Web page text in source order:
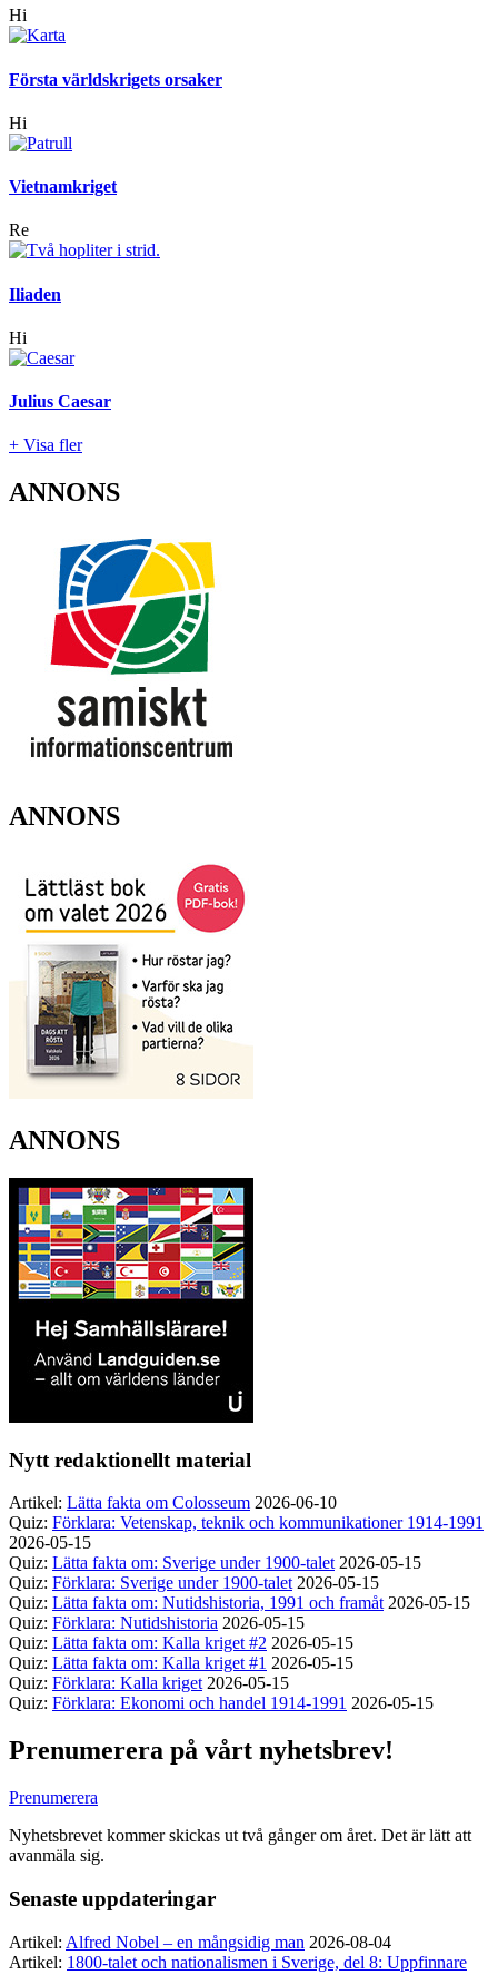
Hi
Första världskrigets orsaker
Hi
Vietnamkriget
Re
Iliaden
Hi
Julius Caesar
+ Visa fler
ANNONS
ANNONS
ANNONS
Nytt redaktionellt material
Artikel: Lätta fakta om Colosseum 2026-06-10
Quiz: Förklara: Vetenskap, teknik och kommunikationer 1914-1991
2026-05-15
Quiz: Lätta fakta om: Sverige under 1900-talet 2026-05-15
Quiz: Förklara: Sverige under 1900-talet 2026-05-15
Quiz: Lätta fakta om: Nutidshistoria, 1991 och framåt 2026-05-15
Quiz: Förklara: Nutidshistoria 2026-05-15
Quiz: Lätta fakta om: Kalla kriget #2 2026-05-15
Quiz: Lätta fakta om: Kalla kriget #1 2026-05-15
Quiz: Förklara: Kalla kriget 2026-05-15
Quiz: Förklara: Ekonomi och handel 1914-1991 2026-05-15
Prenumerera på vårt nyhetsbrev!
Prenumerera
Nyhetsbrevet kommer skickas ut två gånger om året. Det är lätt att
avanmäla sig.
Senaste uppdateringar
Artikel: Alfred Nobel – en mångsidig man 2026-08-04
Artikel: 1800-talet och nationalismen i Sverige, del 8: Uppfinnare